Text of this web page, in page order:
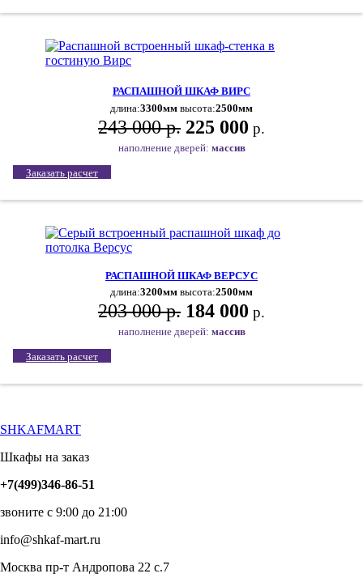
РАСПАШНОЙ ШКАФ ВИРС
длина:3300мм высота:2500мм
243 000 р. 225 000 р.
наполнение дверей: массив
Заказать расчет
РАСПАШНОЙ ШКАФ ВЕРСУС
длина:3200мм высота:2500мм
203 000 р. 184 000 р.
наполнение дверей: массив
Заказать расчет
SHKAFMART
Шкафы на заказ
+7(499)346-86-51
звоните с 9:00 до 21:00
info@shkaf-mart.ru
Москва пр-т Андропова 22 с.7